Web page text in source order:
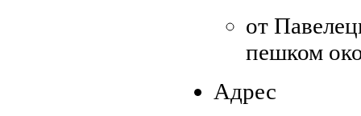
от
пешком
Адрес